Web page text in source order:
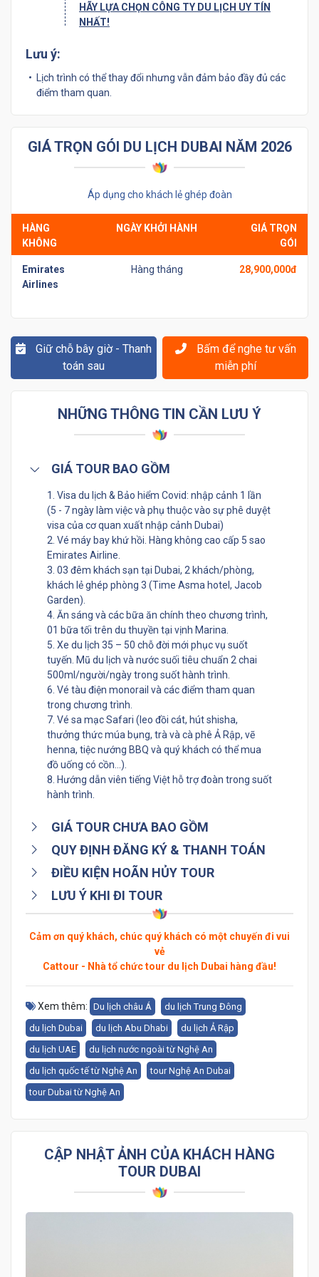
HÃY LỰA CHỌN CÔNG TY DU LỊCH UY TÍN
NHẤT!
Lưu ý:
Lịch trình có thể thay đổi nhưng vẫn đảm bảo đầy đủ các
điểm tham quan.
GIÁ TRỌN GÓI DU LỊCH DUBAI NĂM 2026
Áp dụng cho khách lẻ ghép đoàn
HÀNG
KHÔNG
NGÀY KHỞI HÀNH
GIÁ TRỌN
GÓI
Emirates
Airlines
Hàng tháng 28,900,000đ
Giữ chỗ bây giờ - Thanh
toán sau
Bấm để nghe tư vấn
miễn phí
NHỮNG THÔNG TIN CẦN LƯU Ý
GIÁ TOUR BAO GỒM
1. Visa du lịch & Bảo hiểm Covid: nhập cảnh 1 lần
(5 - 7 ngày làm việc và phụ thuộc vào sự phê duyệt
visa của cơ quan xuất nhập cảnh Dubai)
2. Vé máy bay khứ hồi. Hàng không cao cấp 5 sao
Emirates Airline.
3. 03 đêm khách sạn tại Dubai, 2 khách/phòng,
khách lẻ ghép phòng 3 (Time Asma hotel, Jacob
Garden).
4. Ăn sáng và các bữa ăn chính theo chương trình,
01 bữa tối trên du thuyền tại vịnh Marina.
5. Xe du lịch 35 – 50 chỗ đời mới phục vụ suốt
tuyến. Mũ du lịch và nước suối tiêu chuẩn 2 chai
500ml/người/ngày trong suốt hành trình.
6. Vé tàu điện monorail và các điểm tham quan
trong chương trình.
7. Vé sa mạc Safari (leo đồi cát, hút shisha,
thưởng thức múa bụng, trà và cà phê Ả Rập, vẽ
henna, tiệc nướng BBQ và quý khách có thể mua
đồ uống có cồn…).
8. Hướng dẫn viên tiếng Việt hỗ trợ đoàn trong suốt
hành trình.
GIÁ TOUR CHƯA BAO GỒM
QUY ĐỊNH ĐĂNG KÝ & THANH TOÁN
ĐIỀU KIỆN HOÃN HỦY TOUR
LƯU Ý KHI ĐI TOUR
Cảm ơn quý khách, chúc quý khách có một chuyến đi vui
vẻ
Cattour - Nhà tổ chức tour du lịch Dubai hàng đầu!
Xem thêm: Du lịch châu Á
du lịch Trung Đông
du lịch Dubai
du lịch Abu Dhabi
du lịch Ả Rập
du lịch UAE
du lịch nước ngoài từ Nghệ An
du lịch quốc tế từ Nghệ An
tour Nghệ An Dubai
tour Dubai từ Nghệ An
CẬP NHẬT ẢNH CỦA KHÁCH HÀNG
TOUR DUBAI